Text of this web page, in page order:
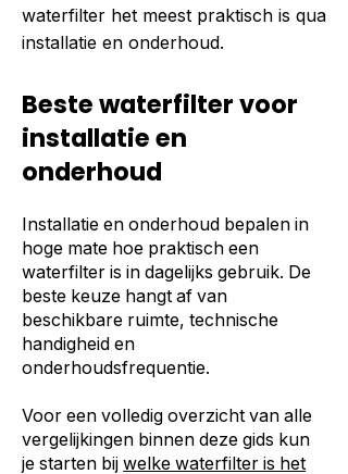
waterfilter het meest praktisch is qua
installatie en onderhoud.
Beste waterfilter voor
installatie en
onderhoud
Installatie en onderhoud bepalen in
hoge mate hoe praktisch een
waterfilter is in dagelijks gebruik. De
beste keuze hangt af van
beschikbare ruimte, technische
handigheid en
onderhoudsfrequentie.
Voor een volledig overzicht van alle
vergelijkingen binnen deze gids kun
je starten bij welke waterfilter is het